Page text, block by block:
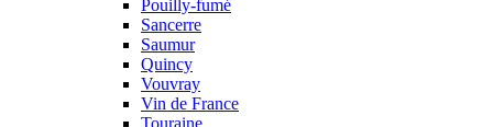
Pouilly-fumé
Sancerre
Saumur
Quincy
Vouvray
Vin de France
Touraine